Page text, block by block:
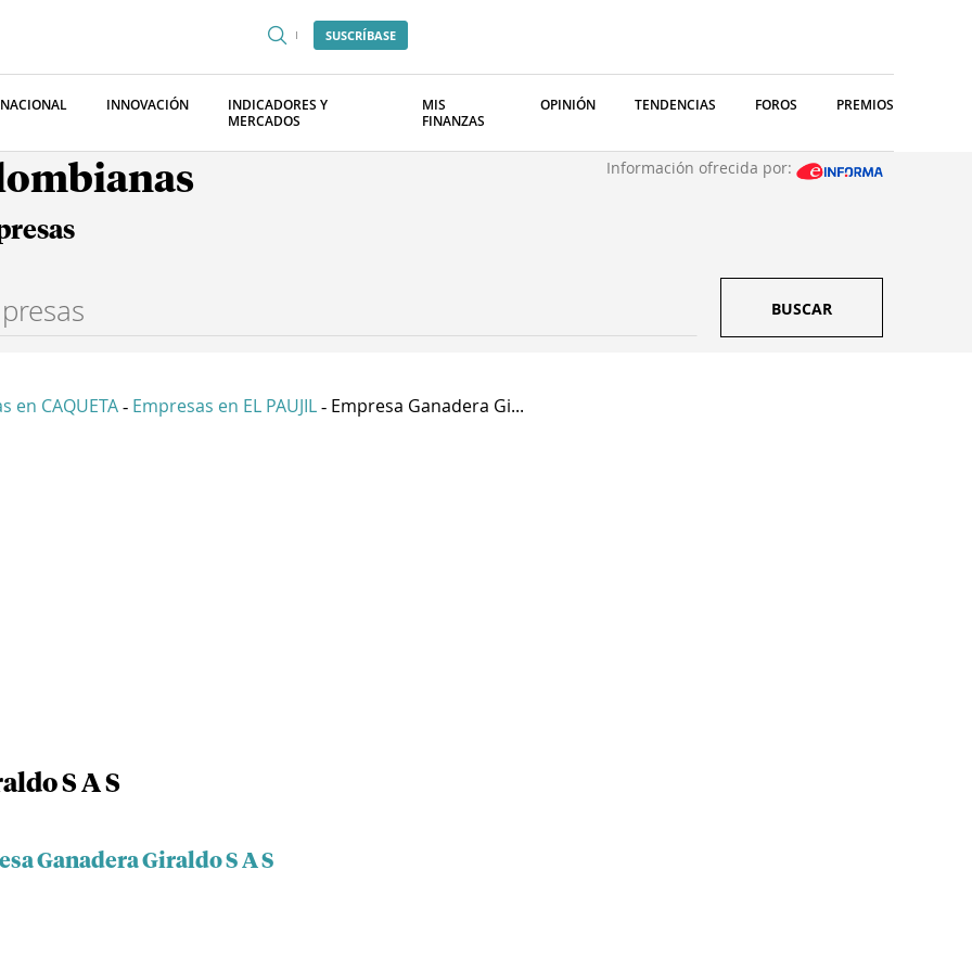
SUSCRÍBASE
INNOVACIÓN
INDICADORES Y
MERCADOS
MIS
FINANZAS
OPINIÓN TENDENCIAS FOROS PREMIOS
Información ofrecida por:
BUSCAR
en CAQUETA - Empresas en EL PAUJIL - Empresa Ganadera Gi...
S A S
Ganadera Giraldo S A S